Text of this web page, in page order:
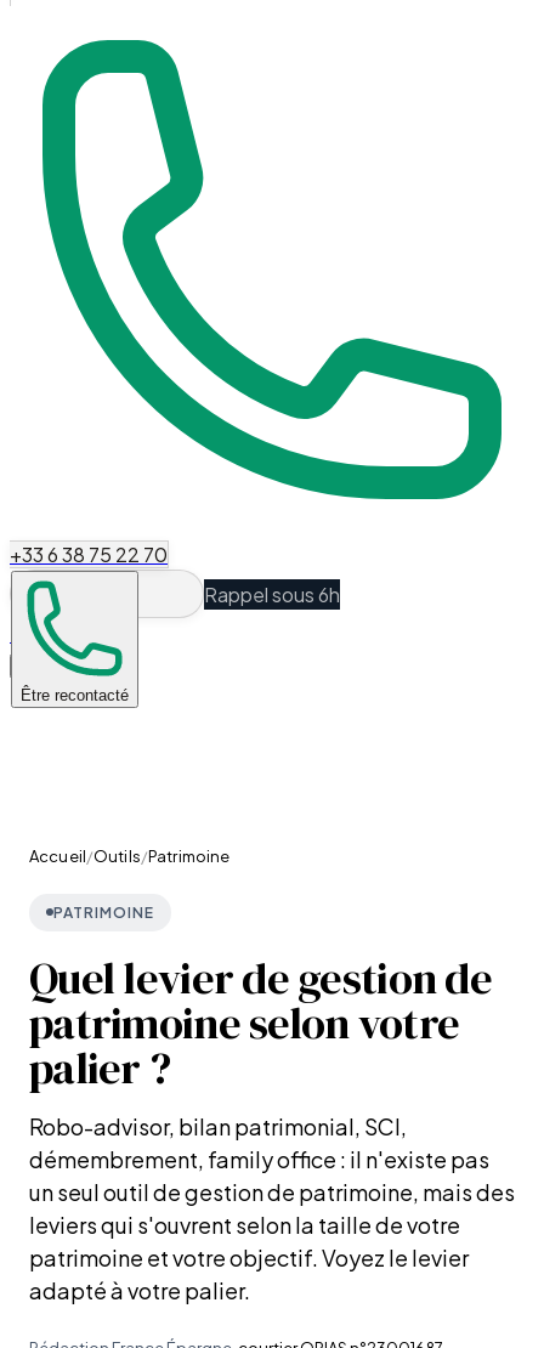
+33 6 38 75 22 70
Être recontacté
Rappel sous 6h
Espace Client
Accueil/Outils/Patrimoine
PATRIMOINE
Quel levier de gestion de
patrimoine selon votre
palier ?
Robo-advisor, bilan patrimonial, SCI,
démembrement, family office : il n'existe pas
un seul outil de gestion de patrimoine, mais des
leviers qui s'ouvrent selon la taille de votre
patrimoine et votre objectif. Voyez le levier
adapté à votre palier.